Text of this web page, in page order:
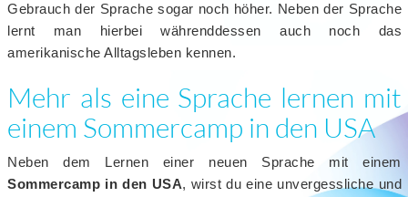
Gebrauch der Sprache sogar noch höher. Neben der Sprache
lernt man hierbei währenddessen auch noch das
amerikanische Alltagsleben kennen.
Mehr als eine Sprache lernen mit
einem Sommercamp in den USA
Neben dem Lernen einer neuen Sprache mit einem
Sommercamp in den USA, wirst du eine unvergessliche und